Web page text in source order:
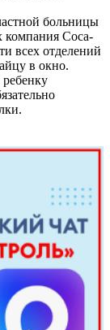
больницы
компания Coca-
всех отделений
в окно.